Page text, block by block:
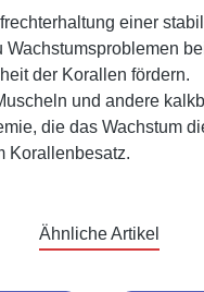
einer
der Korallen fördern.
und andere
die das Wachstum
Korallenbesatz.
Ähnliche Artikel